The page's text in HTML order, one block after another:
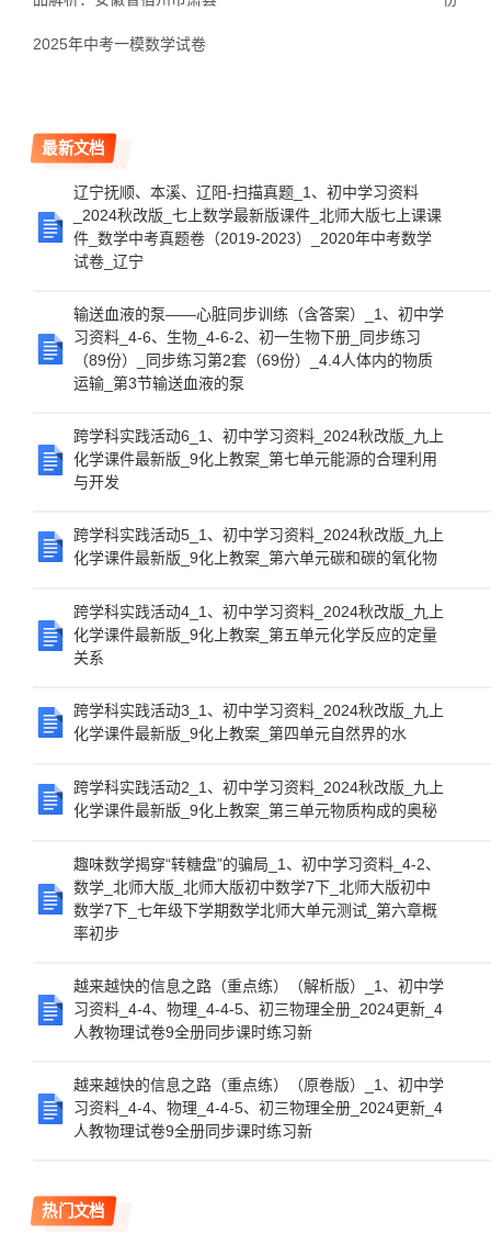
2025年中考一模数学试卷
最新文档
辽宁抚顺、本溪、辽阳-扫描真题_1、初中学习资料
_2024秋改版_七上数学最新版课件_北师大版七上课课
件_数学中考真题卷（2019-2023）_2020年中考数学
试卷_辽宁
输送血液的泵——心脏同步训练（含答案）_1、初中学
习资料_4-6、生物_4-6-2、初一生物下册_同步练习
（89份）_同步练习第2套（69份）_4.4人体内的物质
运输_第3节输送血液的泵
跨学科实践活动6_1、初中学习资料_2024秋改版_九上
化学课件最新版_9化上教案_第七单元能源的合理利用
与开发
跨学科实践活动5_1、初中学习资料_2024秋改版_九上
化学课件最新版_9化上教案_第六单元碳和碳的氧化物
跨学科实践活动4_1、初中学习资料_2024秋改版_九上
化学课件最新版_9化上教案_第五单元化学反应的定量
关系
跨学科实践活动3_1、初中学习资料_2024秋改版_九上
化学课件最新版_9化上教案_第四单元自然界的水
跨学科实践活动2_1、初中学习资料_2024秋改版_九上
化学课件最新版_9化上教案_第三单元物质构成的奥秘
趣味数学揭穿“转糖盘”的骗局_1、初中学习资料_4-2、
数学_北师大版_北师大版初中数学7下_北师大版初中
数学7下_七年级下学期数学北师大单元测试_第六章概
率初步
越来越快的信息之路（重点练）（解析版）_1、初中学
习资料_4-4、物理_4-4-5、初三物理全册_2024更新_4
人教物理试卷9全册同步课时练习新
越来越快的信息之路（重点练）（原卷版）_1、初中学
习资料_4-4、物理_4-4-5、初三物理全册_2024更新_4
人教物理试卷9全册同步课时练习新
热门文档